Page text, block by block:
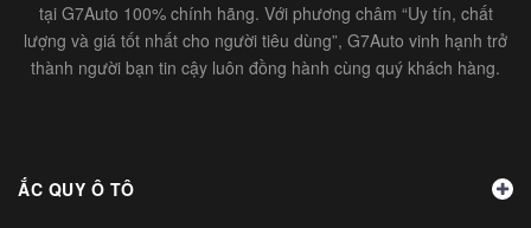
tại G7Auto 100% chính hãng. Với phương châm “Uy tín, chất
lượng và giá tốt nhất cho người tiêu dùng”, G7Auto vinh hạnh trở
thành người bạn tin cậy luôn đồng hành cùng quý khách hàng.
ẮC QUY Ô TÔ